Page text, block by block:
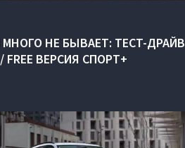
НЕ БЫВАЕТ: ТЕСТ-ДРАЙВ
FREE ВЕРСИЯ СПОРТ+